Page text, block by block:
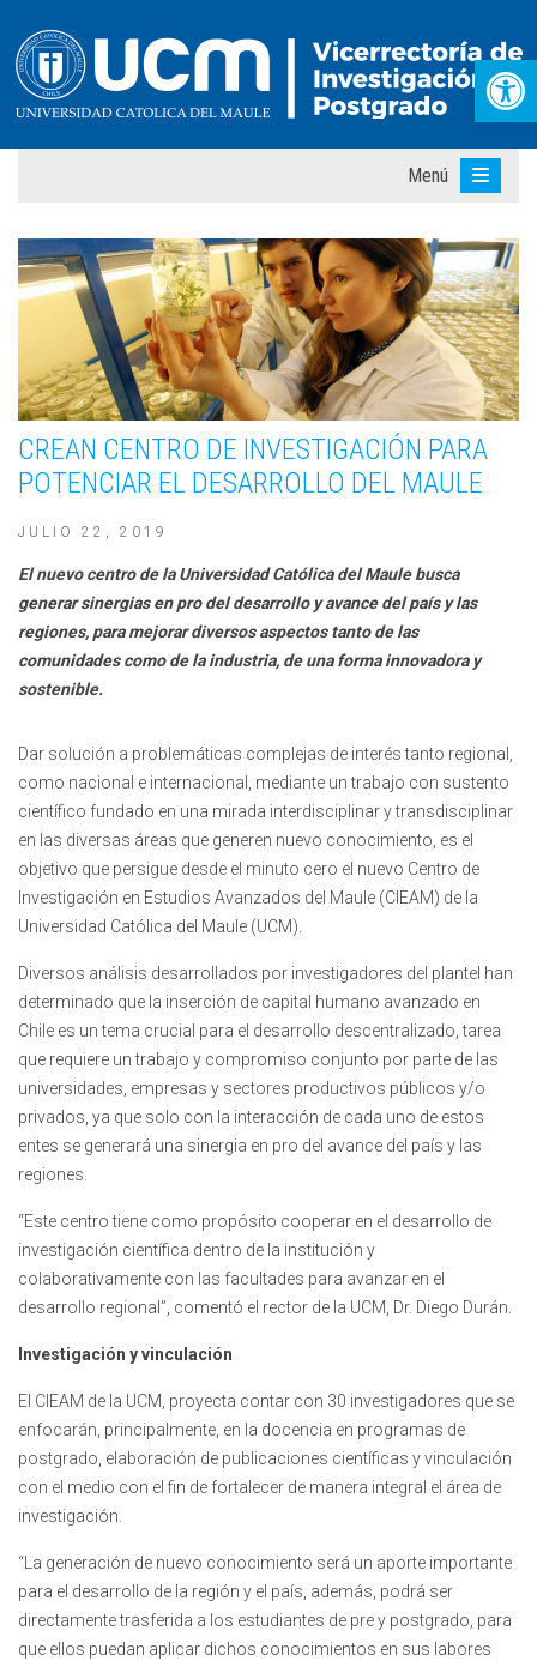
Menú
CREAN CENTRO DE INVESTIGACIÓN PARA
POTENCIAR EL DESARROLLO DEL MAULE
JULIO 22, 2019
El nuevo centro de la Universidad Católica del Maule busca
generar sinergias en pro del desarrollo y avance del país y las
regiones, para mejorar diversos aspectos tanto de las
comunidades como de la industria, de una forma innovadora y
sostenible.
Dar solución a problemáticas complejas de interés tanto regional,
como nacional e internacional, mediante un trabajo con sustento
científico fundado en una mirada interdisciplinar y transdisciplinar
en las diversas áreas que generen nuevo conocimiento, es el
objetivo que persigue desde el minuto cero el nuevo Centro de
Investigación en Estudios Avanzados del Maule (CIEAM) de la
Universidad Católica del Maule (UCM).
Diversos análisis desarrollados por investigadores del plantel han
determinado que la inserción de capital humano avanzado en
Chile es un tema crucial para el desarrollo descentralizado, tarea
que requiere un trabajo y compromiso conjunto por parte de las
universidades, empresas y sectores productivos públicos y/o
privados, ya que solo con la interacción de cada uno de estos
entes se generará una sinergia en pro del avance del país y las
regiones.
“Este centro tiene como propósito cooperar en el desarrollo de
investigación científica dentro de la institución y
colaborativamente con las facultades para avanzar en el
desarrollo regional”, comentó el rector de la UCM, Dr. Diego Durán.
Investigación y vinculación
El CIEAM de la UCM, proyecta contar con 30 investigadores que se
enfocarán, principalmente, en la docencia en programas de
postgrado, elaboración de publicaciones científicas y vinculación
con el medio con el fin de fortalecer de manera integral el área de
investigación.
“La generación de nuevo conocimiento será un aporte importante
para el desarrollo de la región y el país, además, podrá ser
directamente trasferida a los estudiantes de pre y postgrado, para
que ellos puedan aplicar dichos conocimientos en sus labores